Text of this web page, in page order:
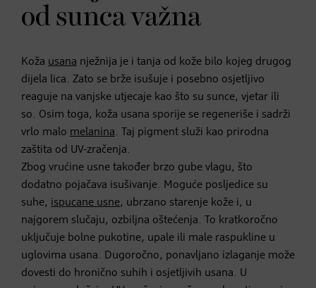
od sunca važna
Koža usana nježnija je i tanja od kože bilo kojeg drugog
dijela lica. Zato se brže isušuje i posebno osjetljivo
reaguje na vanjske utjecaje kao što su sunce, vjetar ili
so. Osim toga, koža usana sporije se regeneriše i sadrži
vrlo malo melanina. Taj pigment služi kao prirodna
zaštita od UV-zračenja.
Zbog vrućine usne također brzo gube vlagu, što
dodatno pojačava isušivanje. Moguće posljedice su
suhe, ispucane usne, ubrzano starenje kože i, u
najgorem slučaju, ozbiljna oštećenja. To kratkoročno
uključuje bolne pukotine, upale ili male raspukline u
uglovima usana. Dugoročno, ponavljano izlaganje može
dovesti do hronično suhih i osjetljivih usana. U